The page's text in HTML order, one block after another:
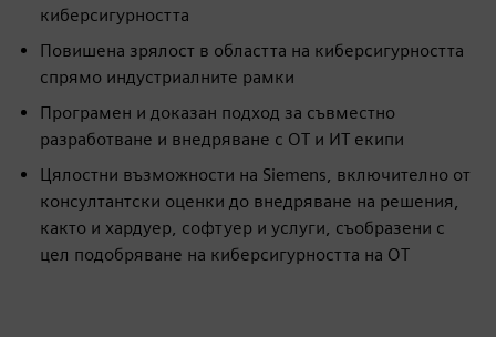
киберсигурността
Повишена зрялост в областта на киберсигурността
спрямо индустриалните рамки
Програмен и доказан подход за съвместно
разработване и внедряване с OT и ИТ екипи
Цялостни възможности на Siemens, включително от
консултантски оценки до внедряване на решения,
както и хардуер, софтуер и услуги, съобразени с
цел подобряване на киберсигурността на OT